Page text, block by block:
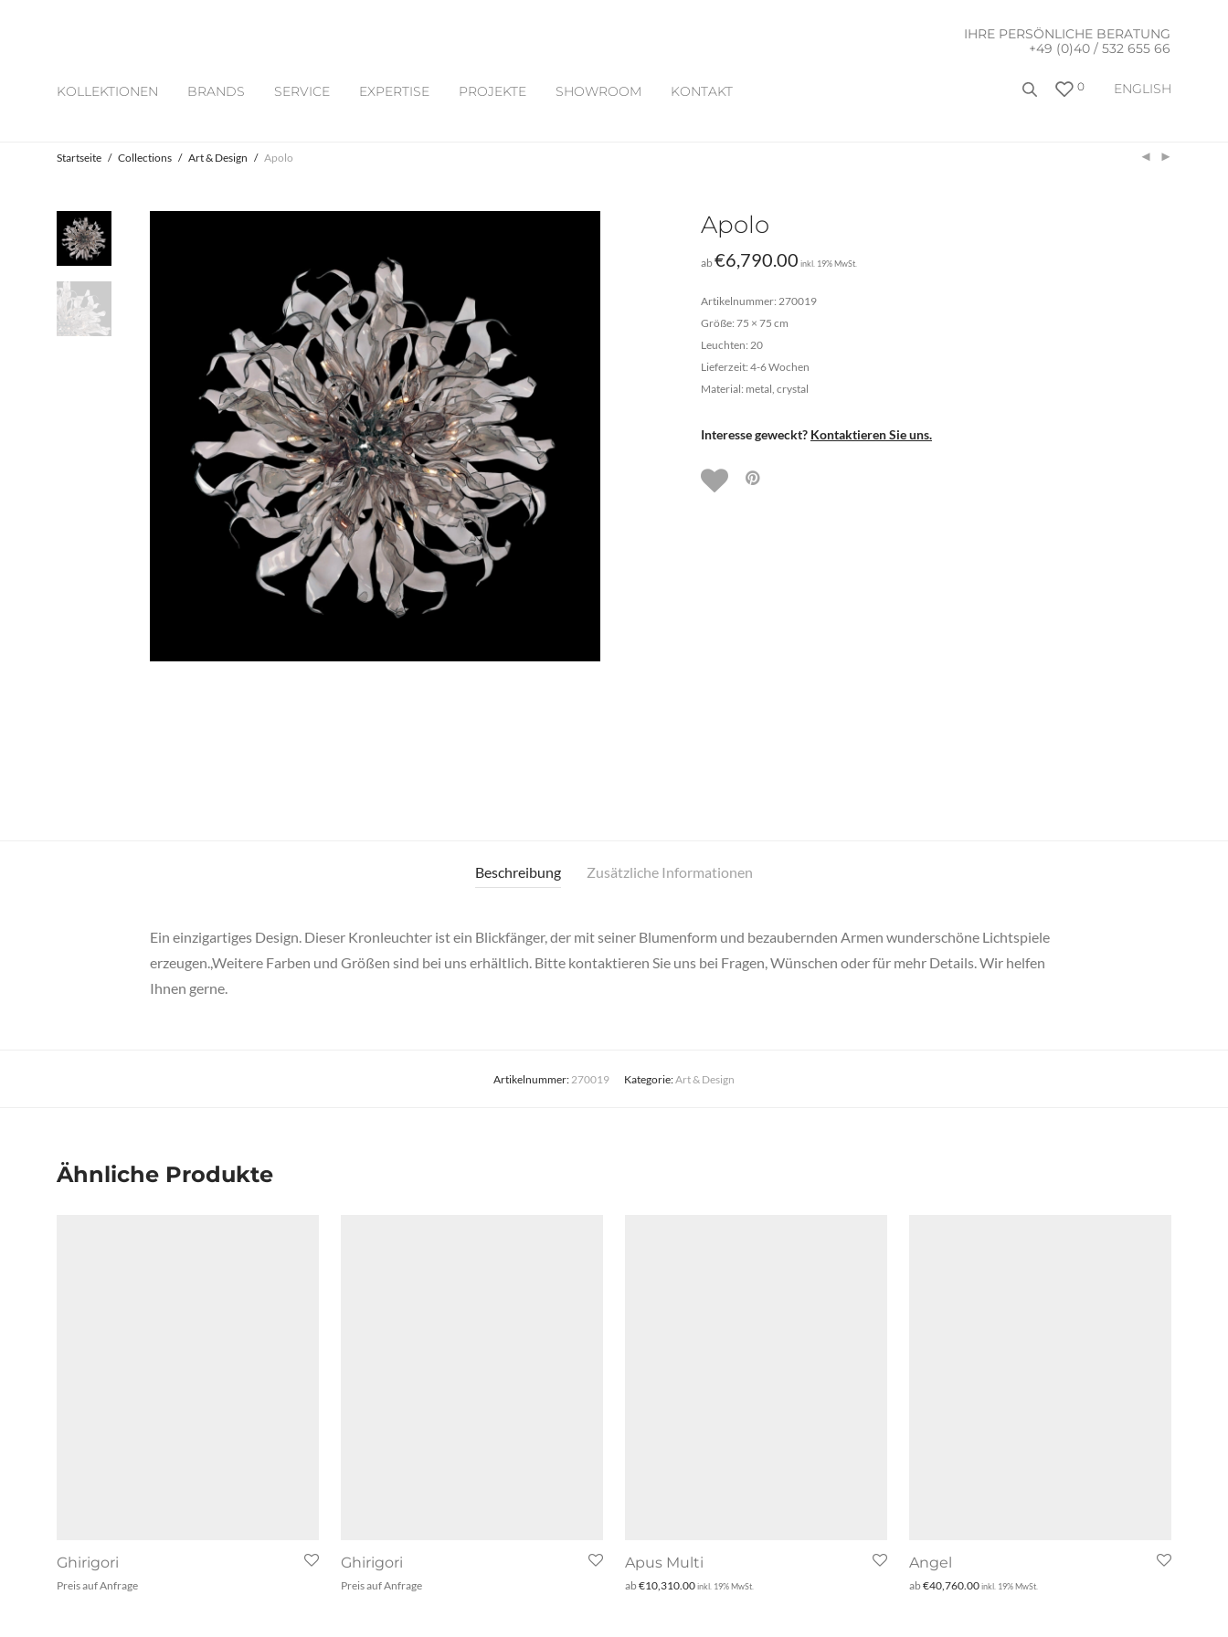
IHRE PERSÖNLICHE BERATUNG
+49 (0)40 / 532 655 66
KOLLEKTIONEN BRANDS SERVICE EXPERTISE PROJEKTE SHOWROOM KONTAKT ENGLISH
0
Startseite / Collections / Art & Design / Apolo
Apolo
ab€6,790.00 inkl. 19% MwSt.
Artikelnummer: 270019
Größe: 75 × 75 cm
Leuchten: 20
Lieferzeit: 4-6 Wochen
Material: metal, crystal
Interesse geweckt? Kontaktieren Sie uns.
Beschreibung Zusätzliche Informationen
Ein einzigartiges Design. Dieser Kronleuchter ist ein Blickfänger, der mit seiner Blumenform und bezaubernden Armen wunderschöne Lichtspiele
erzeugen.,Weitere Farben und Größen sind bei uns erhältlich. Bitte kontaktieren Sie uns bei Fragen, Wünschen oder für mehr Details. Wir helfen
Ihnen gerne.
Artikelnummer:270019 Kategorie:Art & Design
Ähnliche Produkte
Ghirigori
Preis auf Anfrage
Ghirigori
Preis auf Anfrage
Apus Multi
ab€10,310.00inkl. 19% MwSt.
Angel
ab€40,760.00inkl. 19% MwSt.